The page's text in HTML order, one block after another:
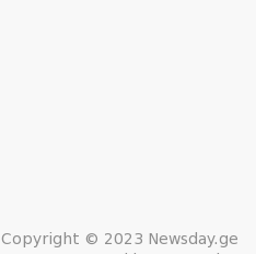
Copyright © 2023 Newsday.ge